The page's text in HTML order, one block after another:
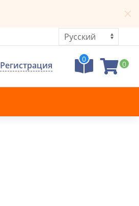
Регистрация
0
0